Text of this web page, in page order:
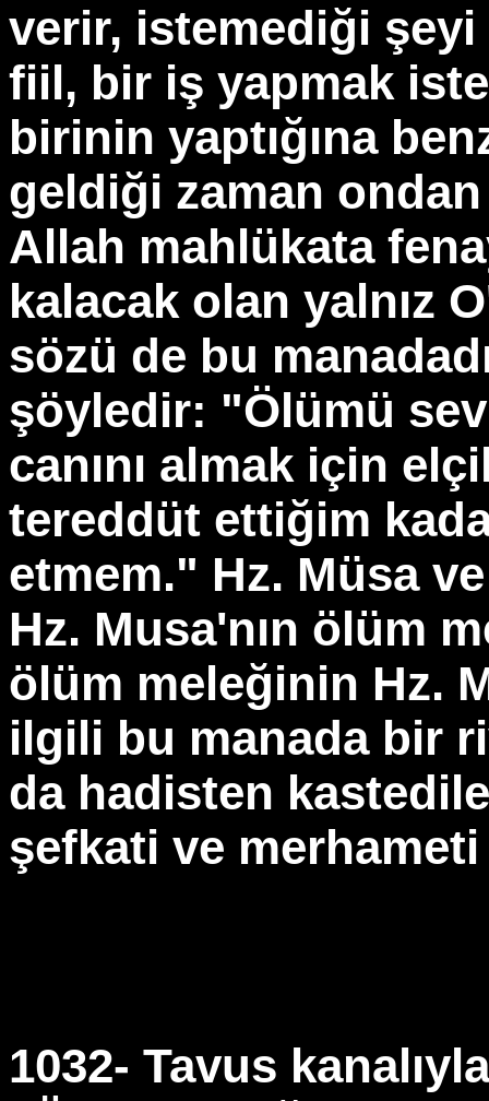
verir, istemediği şeyi
fiil, bir iş yapmak
birinin yaptığına
geldiği zaman ondan
Allah mahlükata
kalacak olan yalnız
sözü de bu
şöyledir: "Ölümü
canını almak için
tereddüt ettiğim
etmem." Hz. Müsa
Hz. Musa'nın ölüm
ölüm meleğinin Hz.
ilgili bu manada bir
da hadisten
şefkati ve merhameti
1032- Tavus